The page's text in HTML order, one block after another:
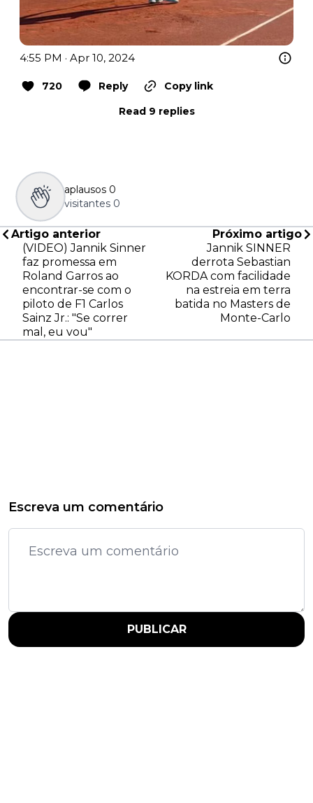
4:55 PM · Apr 10, 2024
720 Reply
Copy link
Read 9 replies
aplausos 0
visitantes 0
Artigo anterior
(VIDEO) Jannik Sinner
faz promessa em
Roland Garros ao
encontrar-se com o
piloto de F1 Carlos
Sainz Jr.: "Se correr
mal, eu vou"
Próximo artigo
Jannik SINNER
derrota Sebastian
KORDA com facilidade
na estreia em terra
batida no Masters de
Monte-Carlo
Escreva um comentário
PUBLICAR